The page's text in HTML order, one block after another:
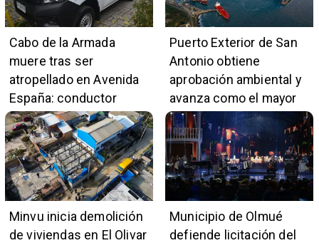
Cabo de la Armada
muere tras ser
atropellado en Avenida
España: conductor
también pertenece a la
institución naval
Puerto Exterior de San
Antonio obtiene
aprobación ambiental y
avanza como el mayor
proyecto portuario del
país
Minvu inicia demolición
de viviendas en El Olivar
Municipio de Olmué
defiende licitación del